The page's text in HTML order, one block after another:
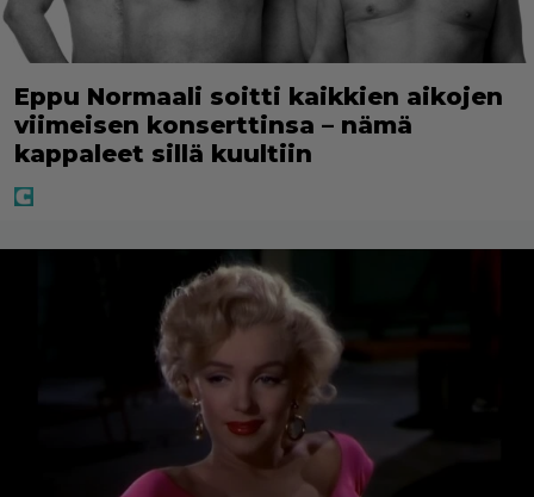
Eppu Normaali soitti kaikkien aikojen
viimeisen konserttinsa – nämä
kappaleet sillä kuultiin